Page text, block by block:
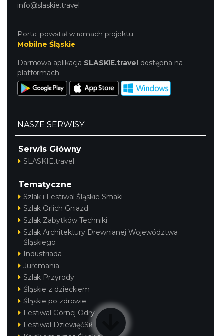
info@slaskie.travel
Portal powstał w ramach projektu
Mobilne Śląskie
Darmowa aplikacja SLASKIE.travel dostępna na
platformach
NASZE SERWISY
Serwis Główny
SLASKIE.travel
Tematyczne
Szlak i Festiwal Śląskie Smaki
Szlak Orlich Gniazd
Szlak Zabytków Techniki
Szlak Architektury Drewnianej Województwa
Śląskiego
Industriada
Juromania
Szlak Przyrody
Śląskie z dzieckiem
Śląskie po zdrowie
Festiwal Górnej Odry
Festiwal DziewięćSił